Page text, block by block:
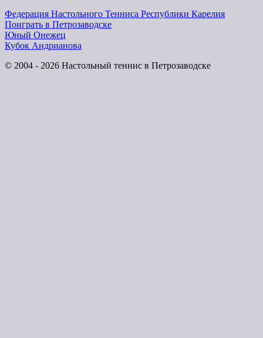
Федерация Настольного Тенниса Республики Карелия
Поиграть в Петрозаводске
Юный Онежец
Кубок Андрианова
© 2004 - 2026 Настольный теннис в Петрозаводске